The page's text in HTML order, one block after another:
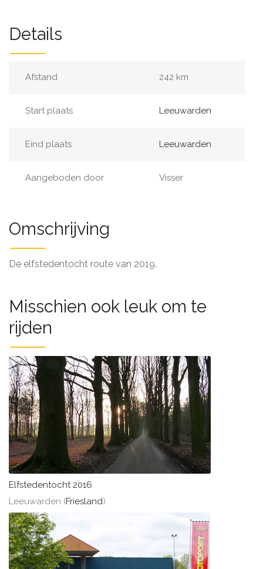
Details
Afstand 242 km
Start plaats Leeuwarden
Eind plaats Leeuwarden
Aangeboden door Visser
Omschrijving
De elfstedentocht route van 2019.
Misschien ook leuk om te
rijden
Elfstedentocht 2016
Leeuwarden (Friesland)